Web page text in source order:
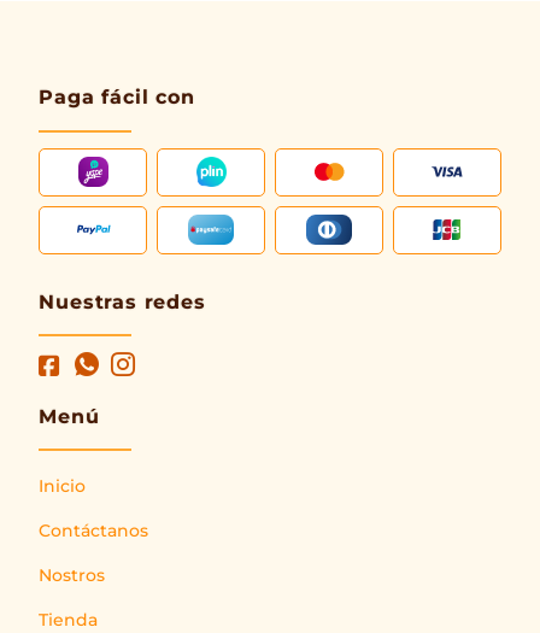
Paga fácil con
Nuestras redes
Menú
Inicio
Contáctanos
Nostros
Tienda